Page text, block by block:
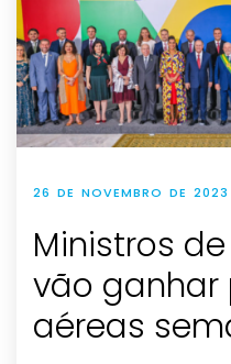
26 DE NOVEMBRO DE 2023
Ministros de
vão ganhar
aéreas